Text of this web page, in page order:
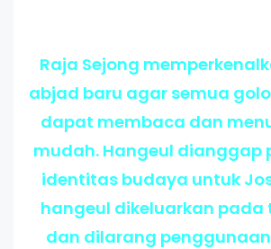
Raja Sejong
abjad baru agar semua
dapat membaca dan
mudah. Hangeul dianggap
identitas budaya untuk
hangeul dikeluarkan pada
dan dilarang